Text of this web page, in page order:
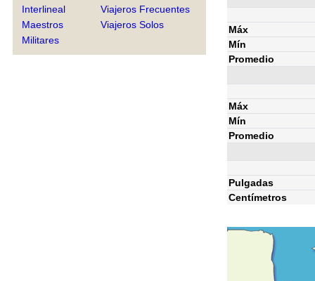
Interlineal
Maestros
Militares
Viajeros Frecuentes
Viajeros Solos
Máx
Mín
Promedio
Máx
Mín
Promedio
Pulgadas
Centímetros